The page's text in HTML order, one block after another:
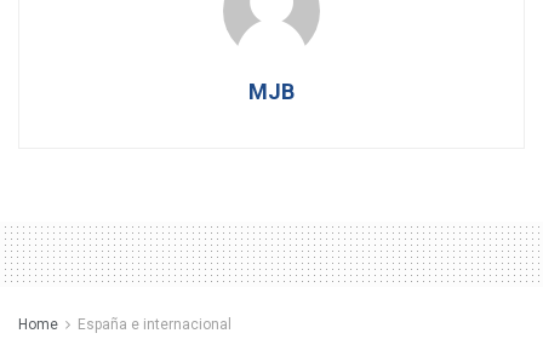
MJB
Home España e internacional